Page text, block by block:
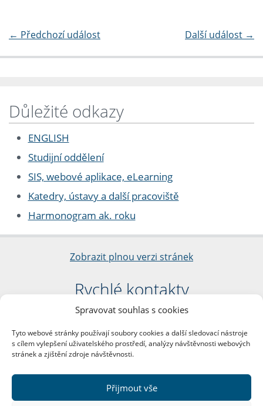
Spravovat souhlas s cookies
Tyto webové stránky používají soubory cookies a další sledovací nástroje
s cílem vylepšení uživatelského prostředí, analýzy návštěvnosti webových
stránek a zjištění zdroje návštěvnosti.
Přijmout vše
← Předchozí událost Další událost →
Důležité odkazy
ENGLISH
Studijní oddělení
SIS, webové aplikace, eLearning
Katedry, ústavy a další pracoviště
Harmonogram ak. roku
Zobrazit plnou verzi stránek
Rychlé kontakty
Filozofická fakulta
nám. Jana Palacha 1/2
116 38 Praha 1
DIČ: CZ00216208
Další kontakty